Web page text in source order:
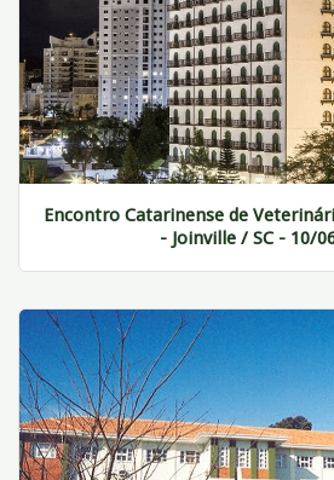
Encontro Catarinense de
- Joinville / SC - 10/